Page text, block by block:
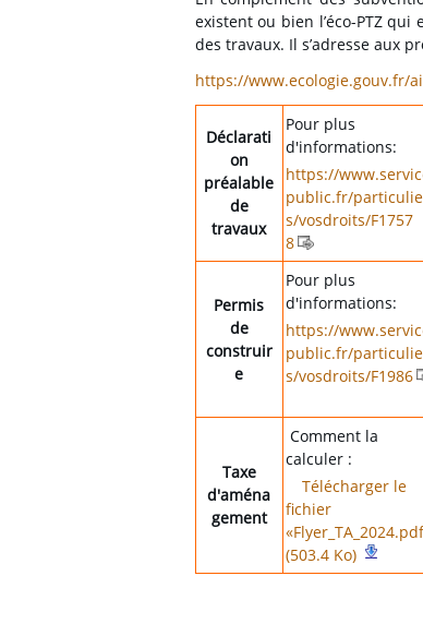
existent ou bien l’éco-PTZ
des travaux. Il s’adresse aux
https://www.ecologie.gouv.fr/
Déclarati
on
préalable
de
travaux
Pour plus
d'informations:
https://
public.fr/
s/vosdroits/F1757
8
Permis
de
construir
e
Pour plus
d'informations:
https://
public.fr/
s/vosdroits/F1986
Taxe
d'aména
gement
Comment la
calculer :
Télécharger le
fichier
(503.4 Ko)